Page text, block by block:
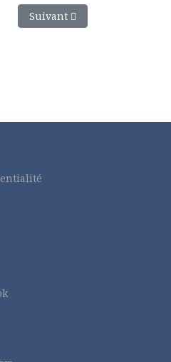
Article suivant : Homélie de
Suivant